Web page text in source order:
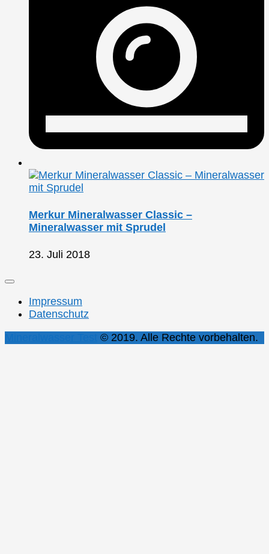
Merkur Mineralwasser Classic –
Mineralwasser mit Sprudel
23. Juli 2018
Impressum
Datenschutz
© 2019. Alle Rechte vorbehalten.